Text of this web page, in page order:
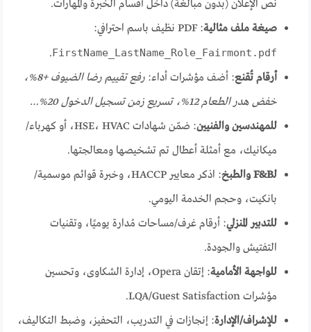
نص الإعلان (بدون مبالغة) داخل أقسام الخبرة والمهارات.
صيغة ملف مثالية: PDF نظيف باسم احترافي:
FirstName_LastName_Role_Fairmont.pdf
.
أرقام تُقنع: أضف مؤشرات أداء:
رفع تقييـم رضا الضيوف +8%،
خفض هدر الطعام 12%، تسريع زمن تسجيل الدخول 20%…
للمهندسين والفنيين
: ضمّن شهادات HSE، HVAC، أو كهرباء/
ميكانيك، مع أمثلة أعطال تم تشخيصها ومعالجتها.
لـF&B والطبخ
: اذكر معايير HACCP، وخبرة قوائم موسمية/
بانكيت، وحجم الخدمة اليومي.
للتدبير المنزلي: أرقام غرف/مساحات مُدارة يوميًا، وتقنيات
التفتيش والجودة.
للواجهة الأمامية
: إتقان Opera، إدارة الشكاوى، وتحسين
مؤشرات LQA/Guest Satisfaction.
للإشراف/الإدارة: إنجازات في التدريب، التحفيز، وضبط التكاليف،